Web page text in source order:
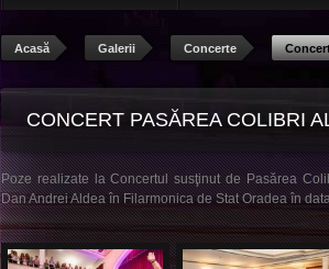
Acasă Galerii Concerte
CONCERT PASĂREA COLIBRI
ALDEA
Poze realizate la Concertul susţinut de Pasărea
Dan Andrei Aldea în Filarmonica de Stat Oradea în